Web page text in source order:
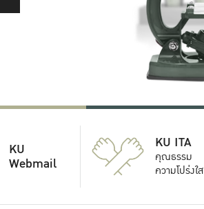
KU
Webmail
KU ITA
คุณธรรม
ความโปร่งใส